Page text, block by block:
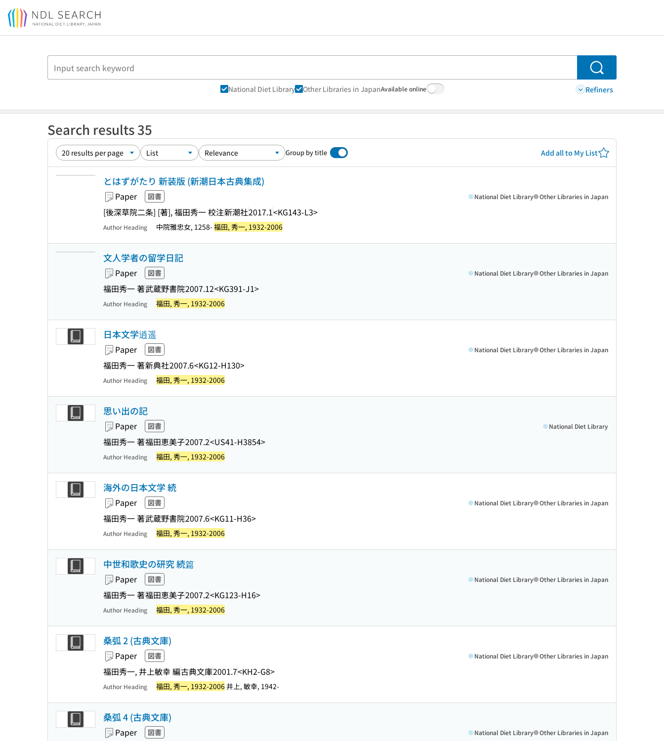
Jump to main content
Search
National Diet Library Other Libraries in JapanAvailable online Refiners
Search results 35
Group by title Add all to My List
とはずがたり 新装版 (新潮日本古典集成)
Paper 図書
[後深草院二条] [著], 福田秀一 校注新潮社2017.1<KG143-L3>
National Diet Library Other Libraries in Japan
Author Heading 中院雅忠女, 1258-福田, 秀一, 1932-2006
文人学者の留学日記
Paper 図書
福田秀一 著武蔵野書院2007.12<KG391-J1>
National Diet Library Other Libraries in Japan
Author Heading 福田, 秀一, 1932-2006
日本文学逍遥
Paper 図書
福田秀一 著新典社2007.6<KG12-H130>
National Diet Library Other Libraries in Japan
Author Heading 福田, 秀一, 1932-2006
思い出の記
Paper 図書
福田秀一 著福田恵美子2007.2<US41-H3854>
National Diet Library
Author Heading 福田, 秀一, 1932-2006
海外の日本文学 続
Paper 図書
福田秀一 著武蔵野書院2007.6<KG11-H36>
National Diet Library Other Libraries in Japan
Author Heading 福田, 秀一, 1932-2006
中世和歌史の研究 続篇
Paper 図書
福田秀一 著福田恵美子2007.2<KG123-H16>
National Diet Library Other Libraries in Japan
Author Heading 福田, 秀一, 1932-2006
桑弧 2 (古典文庫)
Paper 図書
福田秀一, 井上敏幸 編古典文庫2001.7<KH2-G8>
National Diet Library Other Libraries in Japan
Author Heading 福田, 秀一, 1932-2006 井上, 敏幸, 1942-
桑弧 4 (古典文庫)
Paper 図書 National Diet Library Other Libraries in Japan